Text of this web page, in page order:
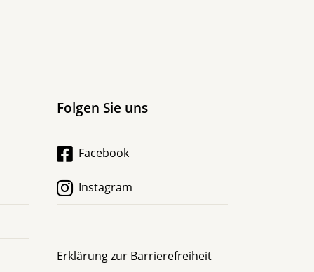
Folgen Sie uns
Facebook
Instagram
Erklärung zur Barrierefreiheit